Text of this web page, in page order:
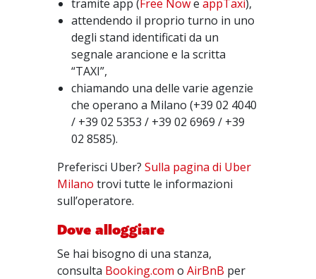
tramite app (Free NoweappTaxi),
attendendo il proprio turno in uno
degli stand identificati da un
segnale arancione e la scritta
“TAXI”,
chiamando una delle varie agenzie
che operano a Milano (+39 02 4040
/ +39 02 5353 / +39 02 6969 / +39
02 8585).
Preferisci Uber?Sulla pagina di Uber
Milano trovi tutte le informazioni
sull’operatore.
Dove alloggiare
Se hai bisogno di una stanza,
consulta Booking.com oAirBnB per